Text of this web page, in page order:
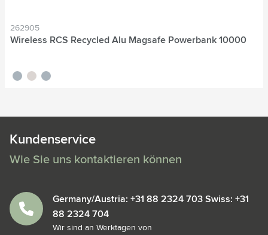
262905
Wireless RCS Recycled Alu Magsafe Powerbank 10000
noir titanebleu nordique
Kundenservice
Wie Sie uns kontaktieren können
Germany/Austria: +31 88 2324 703 Swiss: +31
88 2324 704
Wir sind an Werktagen von